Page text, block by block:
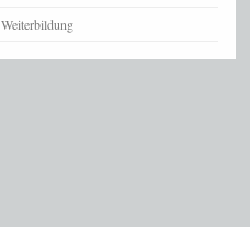
Weiterbildung